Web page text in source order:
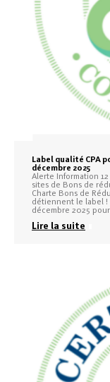
Label qualité CPA
décembre 2025
Alerte Information
sites de Bons de
Charte Bons de
détiennent le label
décembre 2025
Lire la suite